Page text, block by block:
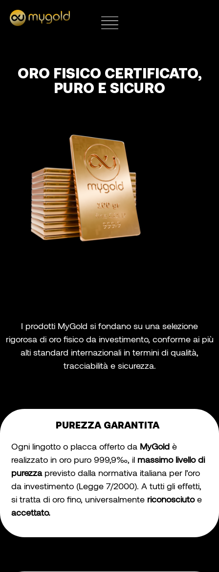
Oro fisico certificato,
puro e sicuro
I prodotti MyGold si fondano su una selezione
rigorosa di oro fisico da investimento, conforme ai più
alti standard internazionali in termini di qualità,
tracciabilità e sicurezza.
PUREZZA GARANTITA
Ogni lingotto o placca offerto da MyGold è
realizzato in oro puro 999,9‰, il massimo livello di
purezzaprevisto dalla normativa italiana per l’oro
da investimento (Legge 7/2000). A tutti gli effetti,
si tratta di oro fino, universalmente riconosciutoe
accettato.